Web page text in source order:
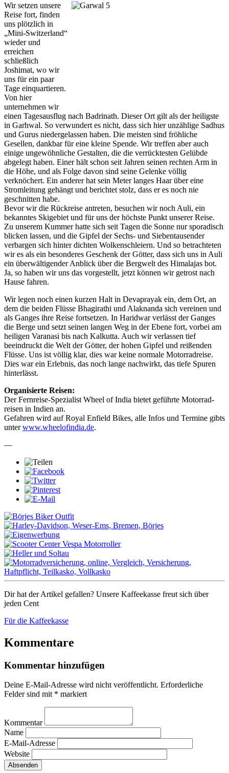
Wir setzen unsere
Reise fort, finden
uns plötzlich in
„Mini-Switzerland“
wieder und
erreichen
schließlich
Joshimat, wo wir
uns für ein paar
Tage einquartieren.
Von hier
unternehmen wir
einen Tagesausflug nach Badrinath. Dieser Ort gilt als der heiligste
in Garhwal. So verwundert es nicht, dass sich hier unzählige Sadhus
und Gurus niedergelassen haben. Die meisten sind fröhliche
Gesellen, dankbar für eine kleine Spende. Wir treffen aber auch
einige ungewöhnliche Gestalten, die die verrücktesten Gelübde
abgelegt haben. Einer hält schon seit Jahren seinen rechten Arm in
die Höhe, und als Folge davon sind seine Gelenke völlig
verknöchert. Ein anderer hat sein Meter langes Haar über eine
Stromleitung gehängt und berichtet stolz, dass er es noch nie
geschnitten habe.
Bevor wir die Rückreise antreten, besuchen wir noch Auli, ein
bekanntes Skigebiet und für uns der höchste Punkt unserer Reise.
Zu unserem Kummer hatte sich seit Tagen die Sonne nur sporadisch
blicken lassen, und die Gipfel der Sechs- und Siebentausender
verbargen sich hinter dichten Wolkenschleiern. Und so betrachteten
wir es als ein besonderes Geschenk der Götter, dass sich uns in Auli
ein überwältigender Anblick über die Bergwelt des Himalajas bot.
Ja, so haben wir uns das vorgestellt, jetzt können wir getrost nach
Hause fahren.
Wir legen noch einen kurzen Halt in Devaprayak ein, dem Ort, an
dem die beiden Flüsse Bhagirathi und Alaknanda sich vereinen und
als Ganges ihre Reise fortsetzen. In Haridwar verlässt der Ganges
die Berge und setzt seinen langen Weg in der Ebene fort, vorbei am
heiligen Varanasi bis nach Kalkutta. Auch wir verlassen tief
beeindruckt die Welt der Götter, der hohen Gipfel und reißenden
Flüsse. Uns ist völlig klar, dies war keine normale Motorradreise.
Dies war ein Erlebnis, das noch lange nachwirkt, das tiefe Spuren
hinterlässt.
Organisierte Reisen:
Der Fernreise-Spezialist Wheel of India bietet geführte Motorrad­
reisen in Indien an.
Gefahren wird auf Royal Enfield Bikes, alle Infos und Termine gibts
unterwww.wheelofindia.de.
—
Dir hat der Artikel gefallen? Unsere Kaffeekasse freut sich über
jeden Cent
Für die Kaffeekasse
Kommentare
Kommentar hinzufügen
Deine E-Mail-Adresse wird nicht veröffentlicht. Erforderliche
Felder sind mit * markiert
Kommentar
Name
E-Mail-Adresse
Website